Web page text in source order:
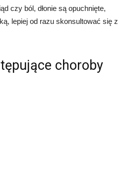
czy ból, dłonie są opuchnięte,
lepiej od razu skonsultować się z
choroby